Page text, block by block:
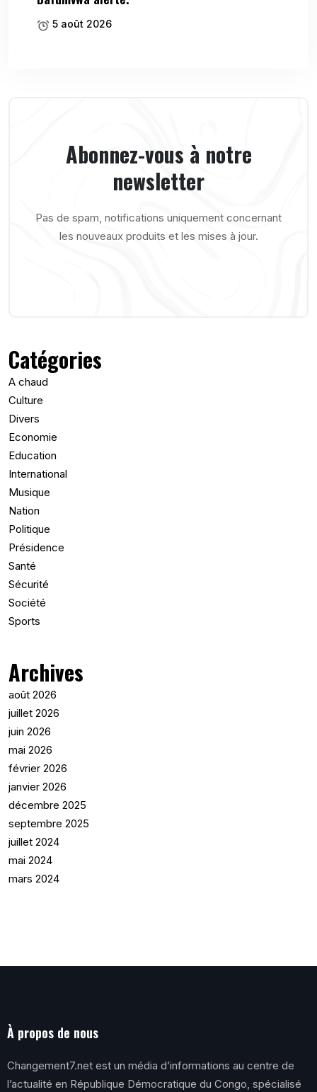
5 août 2026
Abonnez-vous à notre
newsletter
Pas de spam, notifications uniquement concernant
les nouveaux produits et les mises à jour.
Catégories
A chaud
Culture
Divers
Economie
Education
International
Musique
Nation
Politique
Présidence
Santé
Sécurité
Société
Sports
Archives
août 2026
juillet 2026
juin 2026
mai 2026
février 2026
janvier 2026
décembre 2025
septembre 2025
juillet 2024
mai 2024
mars 2024
À propos de nous
Changement7.net est un média d’informations au centre de
l’actualité en République Démocratique du Congo, spécialisé